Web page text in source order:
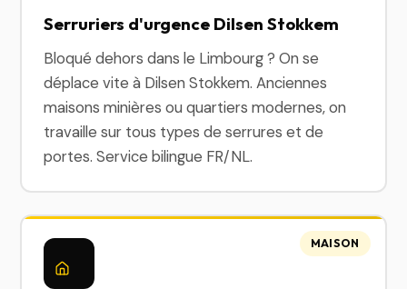
Serruriers d'urgence Dilsen Stokkem
Bloqué dehors dans le Limbourg ? On se
déplace vite à Dilsen Stokkem. Anciennes
maisons minières ou quartiers modernes, on
travaille sur tous types de serrures et de
portes. Service bilingue FR/NL.
MAISON